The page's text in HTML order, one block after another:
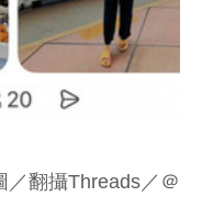
翻攝Threads／＠